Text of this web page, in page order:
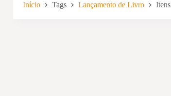
Início Tags Lançamento de Livro Itens